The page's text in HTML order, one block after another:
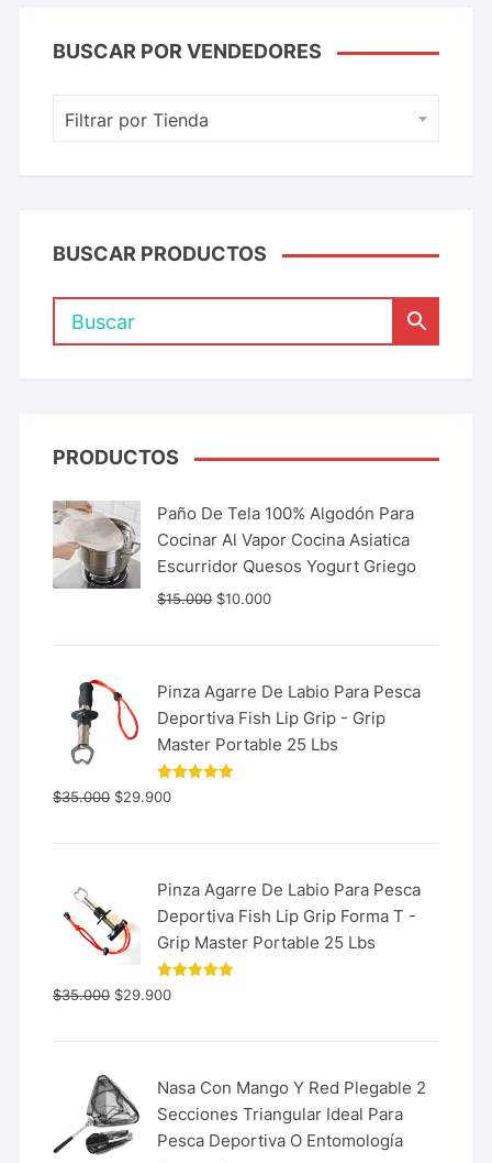
BUSCAR POR VENDEDORES
Filtrar por Tienda
BUSCAR PRODUCTOS
PRODUCTOS
Paño De Tela 100% Algodón Para
Cocinar Al Vapor Cocina Asiatica
Escurridor Quesos Yogurt Griego
$15.000 $10.000
Pinza Agarre De Labio Para Pesca
Deportiva Fish Lip Grip - Grip
Master Portable 25 Lbs
Valorado
con
$35.000 $29.900
Pinza Agarre De Labio Para Pesca
Deportiva Fish Lip Grip Forma T -
Grip Master Portable 25 Lbs
Valorado
con
$35.000 $29.900
Nasa Con Mango Y Red Plegable 2
Secciones Triangular Ideal Para
Pesca Deportiva O Entomología